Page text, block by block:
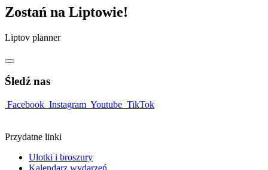
Zostań na Liptowie!
Liptov planner
Śledź nas
Facebook Instagram Youtube TikTok
Przydatne linki
Ulotki i broszury